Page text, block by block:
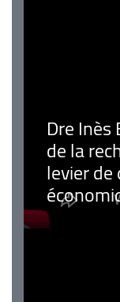
Dre
de la
levier